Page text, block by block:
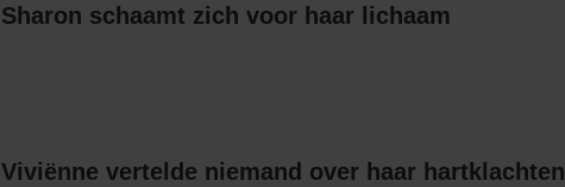
Sharon schaamt zich voor haar lichaam
Viviënne vertelde niemand over haar hartklachten